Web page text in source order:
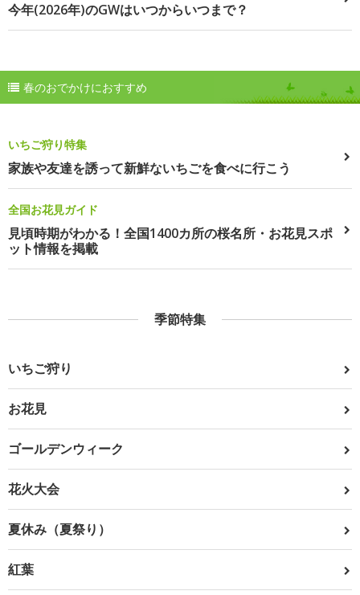
今年(2026年)のGWはいつからいつまで？
春のおでかけにおすすめ
いちご狩り特集
家族や友達を誘って新鮮ないちごを食べに行こう
全国お花見ガイド
見頃時期がわかる！全国1400カ所の桜名所・お花見スポ
ット情報を掲載
季節特集
いちご狩り
お花見
ゴールデンウィーク
花火大会
夏休み（夏祭り）
紅葉